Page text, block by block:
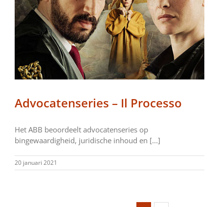
Advocatenseries – Il Processo
Het ABB beoordeelt advocatenseries op
bingewaardigheid, juridische inhoud en [...]
20 januari 2021